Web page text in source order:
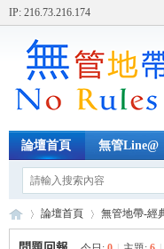
IP: 216.73.216.174
論壇首頁 無管Line@
論壇首頁 無管地帶-經